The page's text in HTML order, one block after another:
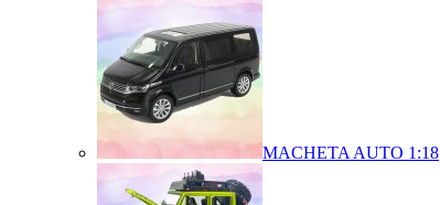
MACHETA AUTO 1:18